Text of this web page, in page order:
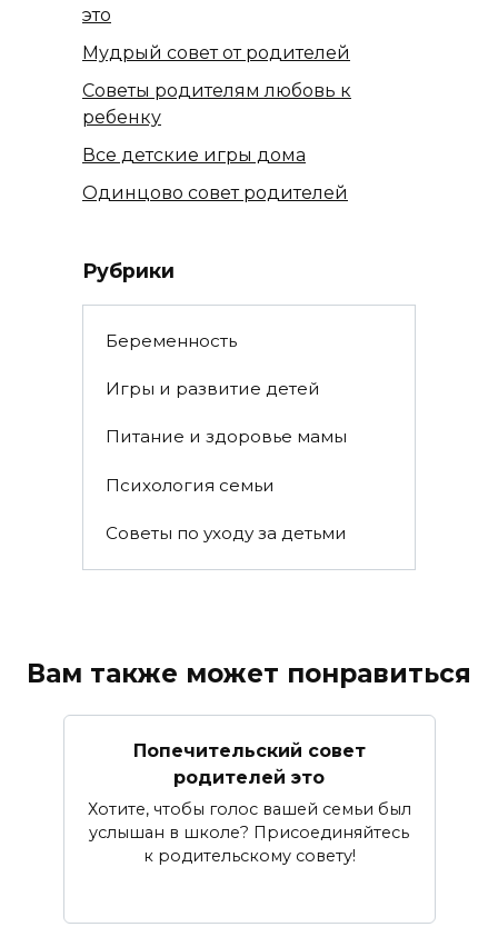
это
Мудрый совет от родителей
Советы родителям любовь к
ребенку
Все детские игры дома
Одинцово совет родителей
Рубрики
Беременность
Игры и развитие детей
Питание и здоровье мамы
Психология семьи
Советы по уходу за детьми
Вам также может понравиться
Попечительский совет
родителей это
Хотите, чтобы голос вашей семьи был
услышан в школе? Присоединяйтесь
к родительскому совету!